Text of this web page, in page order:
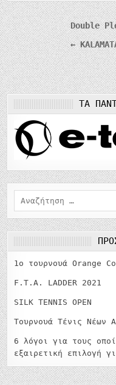
Πλοήγηση
άρθρων
Double
←
ΤΑ
1o τουρνουά Orange
F.T.A. LADDER 2021
SILK TENNIS OPEN
Τουρνουά Τένις Νέων
6 λόγοι για τους
εξαιρετική επιλογή